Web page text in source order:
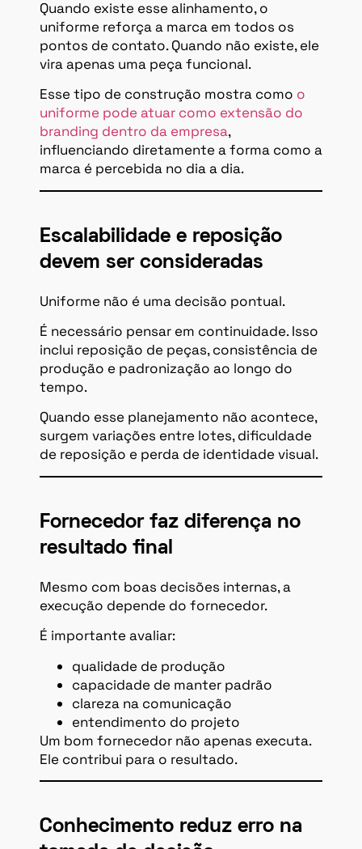
Quando existe esse alinhamento, o
uniforme reforça a marca em todos os
pontos de contato. Quando não existe, ele
vira apenas uma peça funcional.
Esse tipo de construção mostra como o
uniforme pode atuar como extensão do
branding dentro da empresa,
influenciando diretamente a forma como a
marca é percebida no dia a dia.
Escalabilidade e reposição
devem ser consideradas
Uniforme não é uma decisão pontual.
É necessário pensar em continuidade. Isso
inclui reposição de peças, consistência de
produção e padronização ao longo do
tempo.
Quando esse planejamento não acontece,
surgem variações entre lotes, dificuldade
de reposição e perda de identidade visual.
Fornecedor faz diferença no
resultado final
Mesmo com boas decisões internas, a
execução depende do fornecedor.
É importante avaliar:
qualidade de produção
capacidade de manter padrão
clareza na comunicação
entendimento do projeto
Um bom fornecedor não apenas executa.
Ele contribui para o resultado.
Conhecimento reduz erro na